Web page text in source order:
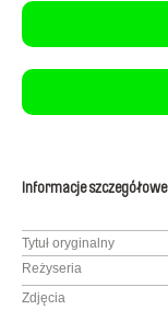
Informacje szczegółowe
Tytuł oryginalny
Reżyseria
Zdjęcia